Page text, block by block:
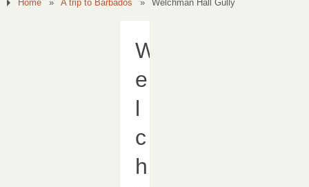
Home » A trip to Barbados » Welchman Hall Gully
W
e
l
c
h